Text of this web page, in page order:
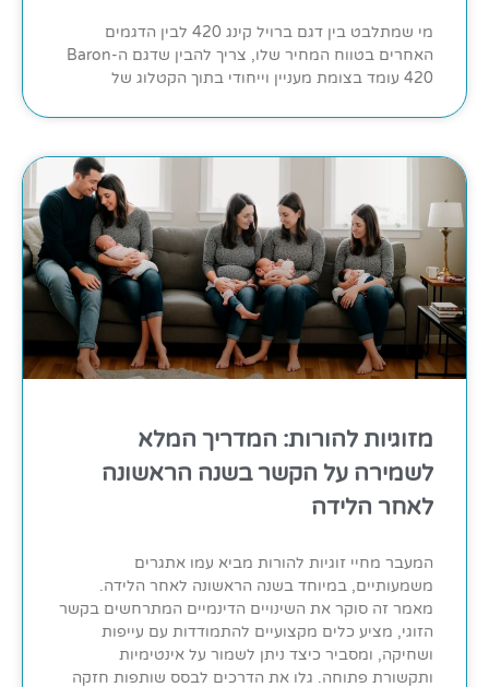
מי שמתלבט בין דגם ברויל קינג 420 לבין הדגמים
האחרים בטווח המחיר שלו, צריך להבין שדגם ה-Baron
420 עומד בצומת מעניין וייחודי בתוך הקטלוג של
מזוגיות להורות: המדריך המלא
לשמירה על הקשר בשנה הראשונה
לאחר הלידה
המעבר מחיי זוגיות להורות מביא עמו אתגרים
משמעותיים, במיוחד בשנה הראשונה לאחר הלידה.
מאמר זה סוקר את השינויים הדינמיים המתרחשים בקשר
הזוגי, מציע כלים מקצועיים להתמודדות עם עייפות
ושחיקה, ומסביר כיצד ניתן לשמור על אינטימיות
ותקשורת פתוחה. גלו את הדרכים לבסס שותפות חזקה